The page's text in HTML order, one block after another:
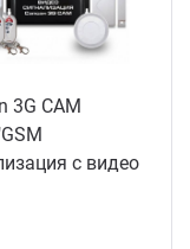
3G CAM
с видео